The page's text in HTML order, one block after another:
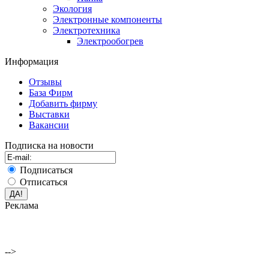
Экология
Электронные компоненты
Электротехника
Электрообогрев
Информация
Отзывы
База Фирм
Добавить фирму
Выставки
Вакансии
Подписка на новости
Подписаться
Отписаться
Реклама
-->